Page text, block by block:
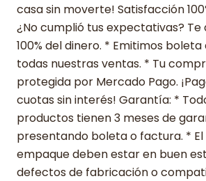
casa sin moverte! Satisfacción
¿No cumplió tus expectativas? Te
100% del dinero. * Emitimos
todas nuestras ventas. * Tu
protegida por Mercado Pago.
cuotas sin interés! Garantía: *
productos tienen 3 meses de
presentando boleta o factura. *
empaque deben estar en buen
defectos de fabricación o